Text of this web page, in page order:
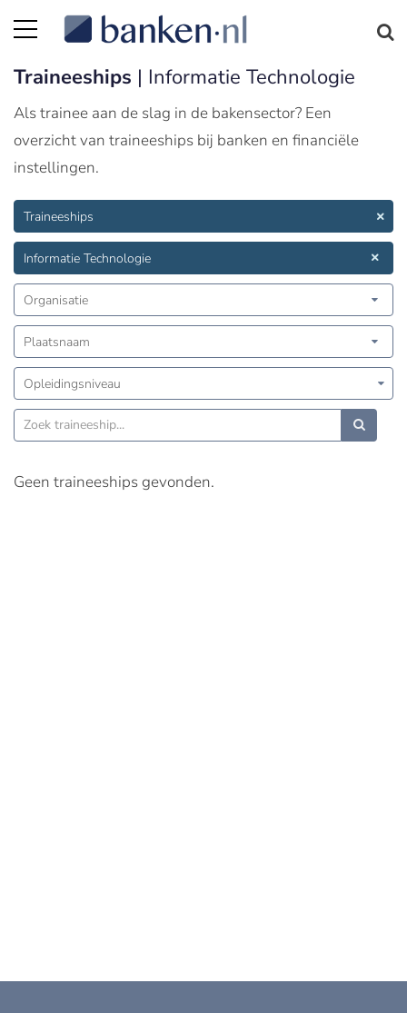
Traineeships | Informatie Technologie
Als trainee aan de slag in de bakensector? Een
overzicht van traineeships bij banken en financiële
instellingen.
Traineeships
Informatie Technologie
Organisatie
Plaatsnaam
Opleidingsniveau
Geen traineeships gevonden.